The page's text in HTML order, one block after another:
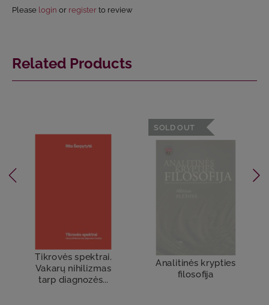
Please login or register to review
Related Products
Tikrovės spektrai.
Vakarų nihilizmas
tarp diagnozės...
SOLD OUT
Analitinės krypties
filosofija